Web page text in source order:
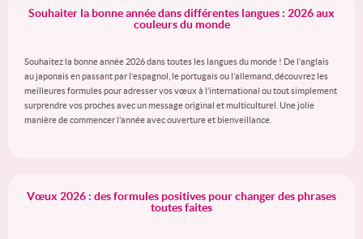
Souhaiter la bonne année dans différentes langues : 2026 aux
couleurs du monde
Souhaitez la bonne année 2026 dans toutes les langues du monde ! De l’anglais
au japonais en passant par l’espagnol, le portugais ou l’allemand, découvrez les
meilleures formules pour adresser vos vœux à l’international ou tout simplement
surprendre vos proches avec un message original et multiculturel. Une jolie
manière de commencer l’année avec ouverture et bienveillance.
Vœux 2026 : des formules positives pour changer des phrases
toutes faites